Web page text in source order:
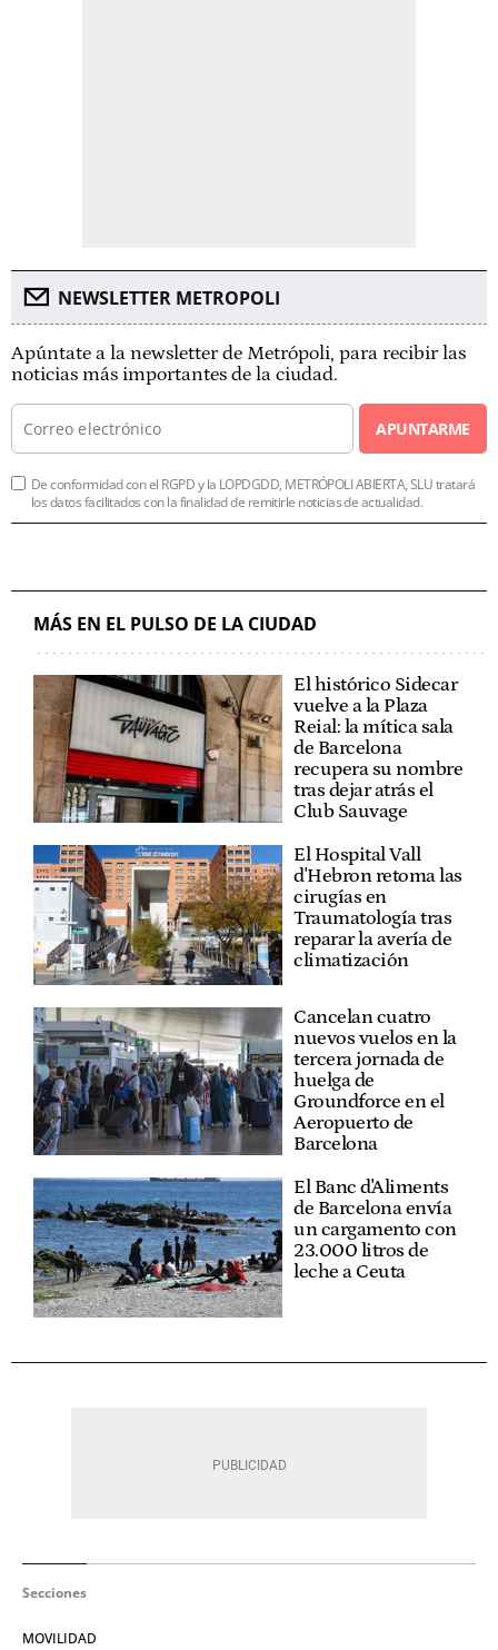
NEWSLETTER METROPOLI
Apúntate a la newsletter de Metrópoli, para recibir las
noticias más importantes de la ciudad.
APUNTARME
De conformidad con el RGPD y la LOPDGDD, METRÓPOLI ABIERTA, SLU tratará
los datos facilitados con la finalidad de remitirle noticias de actualidad.
MÁS EN EL PULSO DE LA CIUDAD
El histórico Sidecar
vuelve a la Plaza
Reial: la mítica sala
de Barcelona
recupera su nombre
tras dejar atrás el
Club Sauvage
El Hospital Vall
d'Hebron retoma las
cirugías en
Traumatología tras
reparar la avería de
climatización
Cancelan cuatro
nuevos vuelos en la
tercera jornada de
huelga de
Groundforce en el
Aeropuerto de
Barcelona
El Banc d'Aliments
de Barcelona envía
un cargamento con
23.000 litros de
leche a Ceuta
Secciones
MOVILIDAD